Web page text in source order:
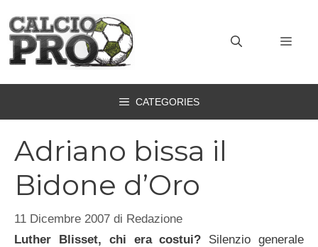
contenuto
CATEGORIES
Adriano bissa il
Bidone d’Oro
11 Dicembre 2007 di Redazione
Luther Blisset, chi era costui? Silenzio generale